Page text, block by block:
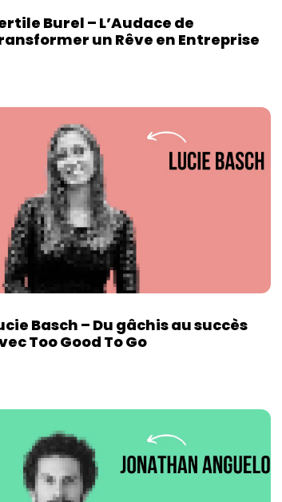
Burel – L’Audace de
un Rêve en Entreprise
Basch – Du gâchis au succès
Too Good To Go